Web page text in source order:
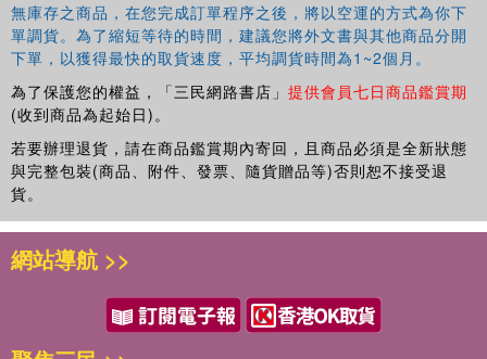
無庫存之商品，在您完成訂單程序之後，將以空運的方式為你下
單調貨。為了縮短等待的時間，建議您將外文書與其他商品分開
下單，以獲得最快的取貨速度，平均調貨時間為1~2個月。
為了保護您的權益，「三民網路書店」 提供會員七日商品鑑賞期
(收到商品為起始日)。
若要辦理退貨，請在商品鑑賞期內寄回，且商品必須是全新狀態
與完整包裝(商品、附件、發票、隨貨贈品等)否則恕不接受退
貨。
網站導航 >>